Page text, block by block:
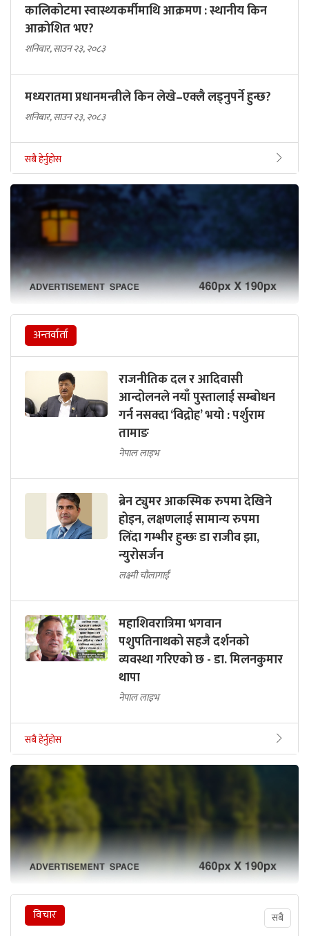
कालिकोटमा स्वास्थ्यकर्मीमाथि आक्रमण : स्थानीय किन
आक्रोशित भए?
शनिबार, साउन २३, २०८३
मध्यरातमा प्रधानमन्त्रीले किन लेखे–एक्लै लड्नुपर्ने हुन्छ?
शनिबार, साउन २३, २०८३
सबै हेर्नुहोस
अन्तर्वार्ता
राजनीतिक दल र आदिवासी
आन्दोलनले नयाँ पुस्तालाई सम्बोधन
गर्न नसक्दा ‘विद्रोह’ भयो : पर्शुराम
तामाङ
नेपाल लाइभ
ब्रेन ट्युमर आकस्मिक रुपमा देखिने
होइन, लक्षणलाई सामान्य रुपमा
लिँदा गम्भीर हुन्छः डा राजीव झा,
न्युरोसर्जन
लक्ष्मी चौलागाईं
महाशिवरात्रिमा भगवान
पशुपतिनाथको सहजै दर्शनको
व्यवस्था गरिएको छ - डा. मिलनकुमार
थापा
नेपाल लाइभ
सबै हेर्नुहोस
विचार सबै